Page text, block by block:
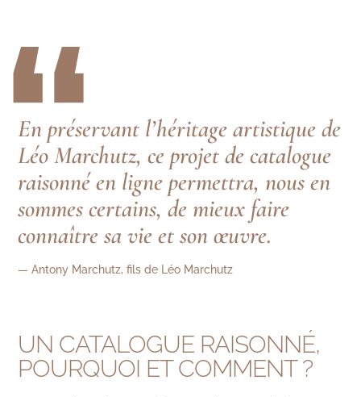
“
En préservant l’héritage artistique de
Léo Marchutz, ce projet de catalogue
raisonné en ligne permettra, nous en
sommes certains, de mieux faire
connaître sa vie et son œuvre.
— Antony Marchutz, fils de Léo Marchutz
UN CATALOGUE RAISONNÉ,
POURQUOI ET COMMENT ?